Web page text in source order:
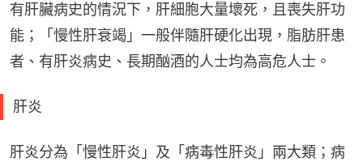
有肝臟病史的情況下，肝細胞大量壞死，且喪失肝功
能；「慢性肝衰竭」一般伴隨肝硬化出現，脂肪肝患
者、有肝炎病史、長期酗酒的人士均為高危人士。
肝炎
肝炎分為「慢性肝炎」及「病毒性肝炎」兩大類；病